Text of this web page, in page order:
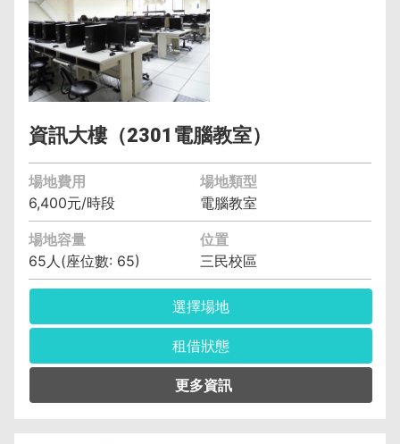
空調費︰無空調元/小時
備註︰備有水電、燈光、空調、投影機
資訊大樓（2301電腦教室）
場地費用
場地類型
6,400元/時段
電腦教室
場地容量
位置
65人(座位數: 65)
三民校區
選擇場地
租借狀態